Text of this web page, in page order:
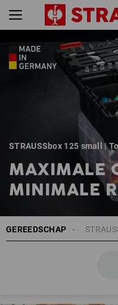
STRAUSSbox 125 small |
MAXIMALE
MINIMALE
GEREEDSCHAP
SYSTEEM